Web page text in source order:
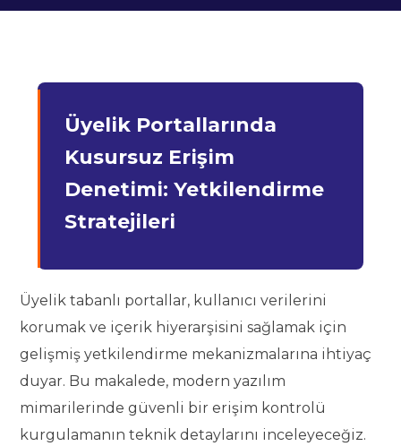
Üyelik Portallarında
Kusursuz Erişim
Denetimi: Yetkilendirme
Stratejileri
Üyelik tabanlı portallar, kullanıcı verilerini
korumak ve içerik hiyerarşisini sağlamak için
gelişmiş yetkilendirme mekanizmalarına ihtiyaç
duyar. Bu makalede, modern yazılım
mimarilerinde güvenli bir erişim kontrolü
kurgulamanın teknik detaylarını inceleyeceğiz.